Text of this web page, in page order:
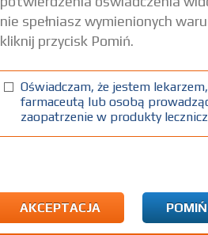
nie spełniasz wymienionych
kliknij przycisk Pomiń.
Oświadczam, że jestem lekarzem,
farmaceutą lub osobą
zaopatrzenie w produkty
AKCEPTACJA POMIŃ